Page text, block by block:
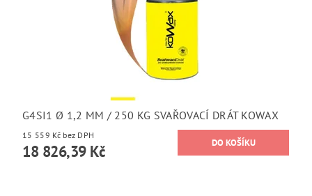
G4SI1 Ø 1,2 MM / 250 KG SVAŘOVACÍ DRÁT KOWAX
15 559 Kč bez DPH
18 826,39 Kč